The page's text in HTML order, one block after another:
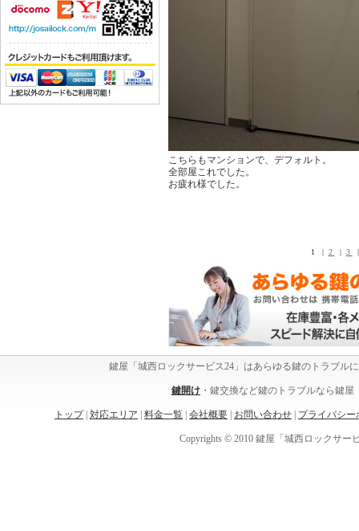
こちらもマンションで、デフォルト。
全部屋これでした。
お疲れ様でした。
1 | 2 | 3
鍵屋「城西ロックサービス24」はあらゆる鍵のトラブル
鍵開け ・鍵交換など鍵のトラブルなら鍵
トップ| 対応エリア 料金一覧 会社概要 お問い合わせ プライバシー
Copyrights © 2010 鍵屋「城西ロックサー